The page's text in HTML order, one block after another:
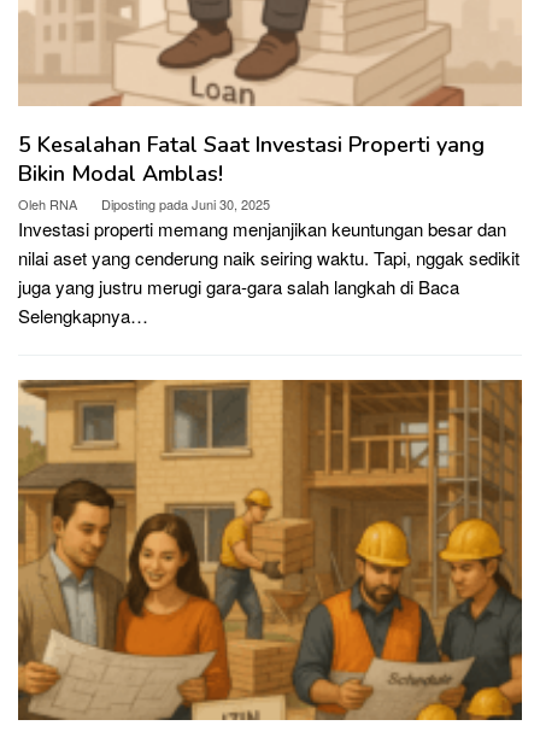
5 Kesalahan Fatal Saat Investasi Properti yang
Bikin Modal Amblas!
Oleh RNA Diposting padaJuni 30, 2025
Investasi properti memang menjanjikan keuntungan besar dan
nilai aset yang cenderung naik seiring waktu. Tapi, nggak sedikit
juga yang justru merugi gara-gara salah langkah di Baca
Selengkapnya…